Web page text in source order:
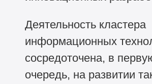
Деятельность кластера
информационных
сосредоточена, в
очередь, на развитии